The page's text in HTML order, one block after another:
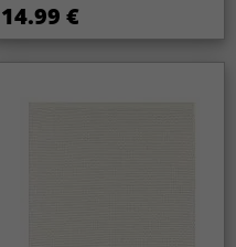
14.99 €